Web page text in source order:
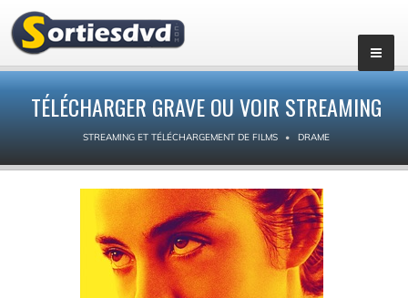
TÉLÉCHARGER GRAVE OU VOIR STREAMING
STREAMING ET TÉLÉCHARGEMENT DE FILMS DRAME